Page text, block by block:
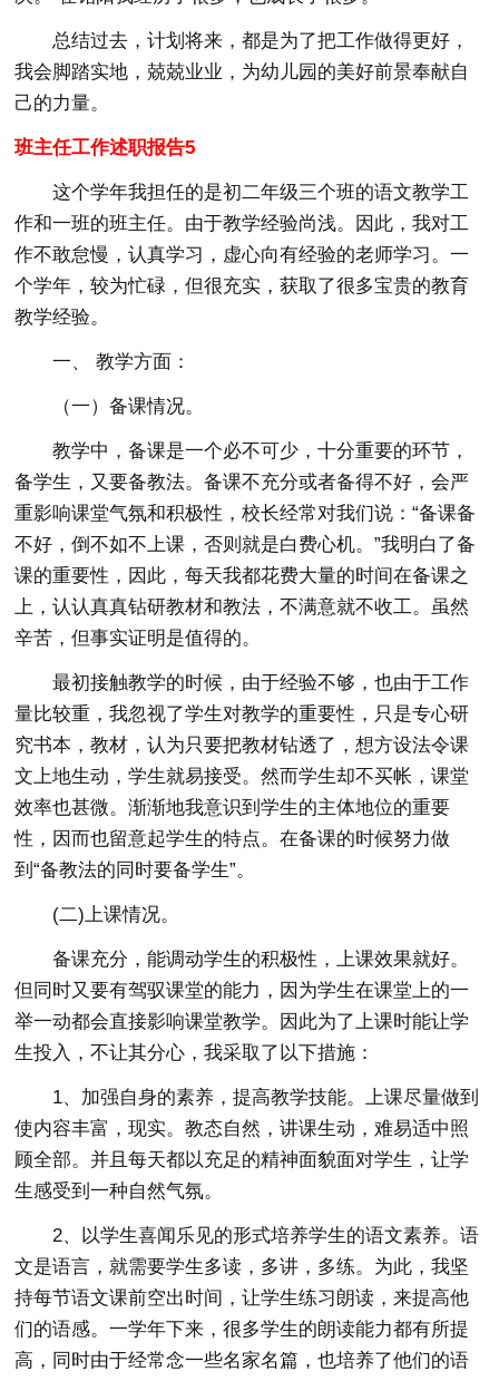
总结过去，计划将来，都是为了把工作做得更好，
我会脚踏实地，兢兢业业，为幼儿园的美好前景奉献自
己的力量。
班主任工作述职报告5
这个学年我担任的是初二年级三个班的语文教学工
作和一班的班主任。由于教学经验尚浅。因此，我对工
作不敢怠慢，认真学习，虚心向有经验的老师学习。一
个学年，较为忙碌，但很充实，获取了很多宝贵的教育
教学经验。
一、 教学方面：
（一）备课情况。
教学中，备课是一个必不可少，十分重要的环节，
备学生，又要备教法。备课不充分或者备得不好，会严
重影响课堂气氛和积极性，校长经常对我们说：“备课备
不好，倒不如不上课，否则就是白费心机。”我明白了备
课的重要性，因此，每天我都花费大量的时间在备课之
上，认认真真钻研教材和教法，不满意就不收工。虽然
辛苦，但事实证明是值得的。
最初接触教学的时候，由于经验不够，也由于工作
量比较重，我忽视了学生对教学的重要性，只是专心研
究书本，教材，认为只要把教材钻透了，想方设法令课
文上地生动，学生就易接受。然而学生却不买帐，课堂
效率也甚微。渐渐地我意识到学生的主体地位的重要
性，因而也留意起学生的特点。在备课的时候努力做
到“备教法的同时要备学生”。
(二)上课情况。
备课充分，能调动学生的积极性，上课效果就好。
但同时又要有驾驭课堂的能力，因为学生在课堂上的一
举一动都会直接影响课堂教学。因此为了上课时能让学
生投入，不让其分心，我采取了以下措施：
1、加强自身的素养，提高教学技能。上课尽量做到
使内容丰富，现实。教态自然，讲课生动，难易适中照
顾全部。并且每天都以充足的精神面貌面对学生，让学
生感受到一种自然气氛。
2、以学生喜闻乐见的形式培养学生的语文素养。语
文是语言，就需要学生多读，多讲，多练。为此，我坚
持每节语文课前空出时间，让学生练习朗读，来提高他
们的语感。一学年下来，很多学生的朗读能力都有所提
高，同时由于经常念一些名家名篇，也培养了他们的语